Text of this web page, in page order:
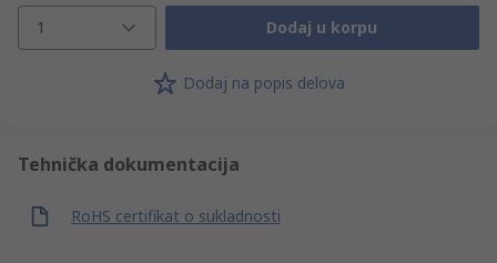
1 Dodaj u korpu
Dodaj na popis delova
Tehnička dokumentacija
RoHS certifikat o sukladnosti